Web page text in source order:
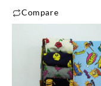
Compare